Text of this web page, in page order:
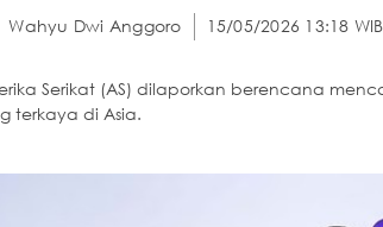
Wahyu Dwi Anggoro 15/05/2026 13:18 WIB
Serikat (AS) dilaporkan berencana
terkaya di Asia.